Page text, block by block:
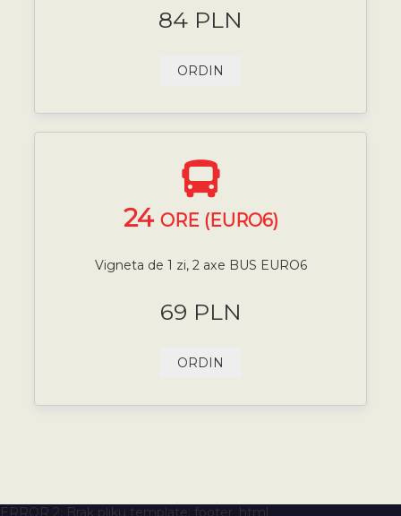
84 PLN
ORDIN
24 ORE (EURO6)
Vigneta de 1 zi, 2 axe BUS EURO6
69 PLN
ORDIN
ERROR 2: Brak pliku template: footer_html